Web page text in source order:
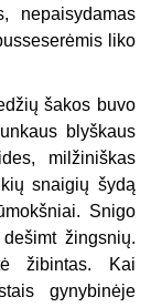
nepaisydamas
liko
šakos buvo
blyškaus
milžiniškas
snaigių šydą
Snigo
žingsnių.
žibintas. Kai
gynybinėje